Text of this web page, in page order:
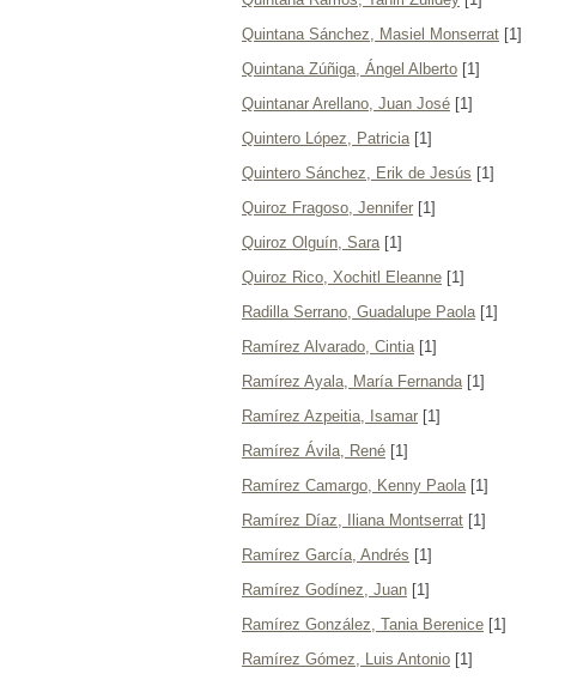
Quintana Sánchez, Masiel Monserrat [1]
Quintana Zúñiga, Ángel Alberto [1]
Quintanar Arellano, Juan José [1]
Quintero López, Patricia[1]
Quintero Sánchez, Erik de Jesús [1]
Quiroz Fragoso, Jennifer [1]
Quiroz Olguín, Sara[1]
Quiroz Rico, Xochitl Eleanne [1]
Radilla Serrano, Guadalupe Paola[1]
Ramírez Alvarado, Cintia[1]
Ramírez Ayala, María Fernanda[1]
Ramírez Azpeitia, Isamar [1]
Ramírez Ávila, René [1]
Ramírez Camargo, Kenny Paola[1]
Ramírez Díaz, Iliana Montserrat [1]
Ramírez García, Andrés [1]
Ramírez Godínez, Juan [1]
Ramírez González, Tania Berenice [1]
Ramírez Gómez, Luis Antonio [1]